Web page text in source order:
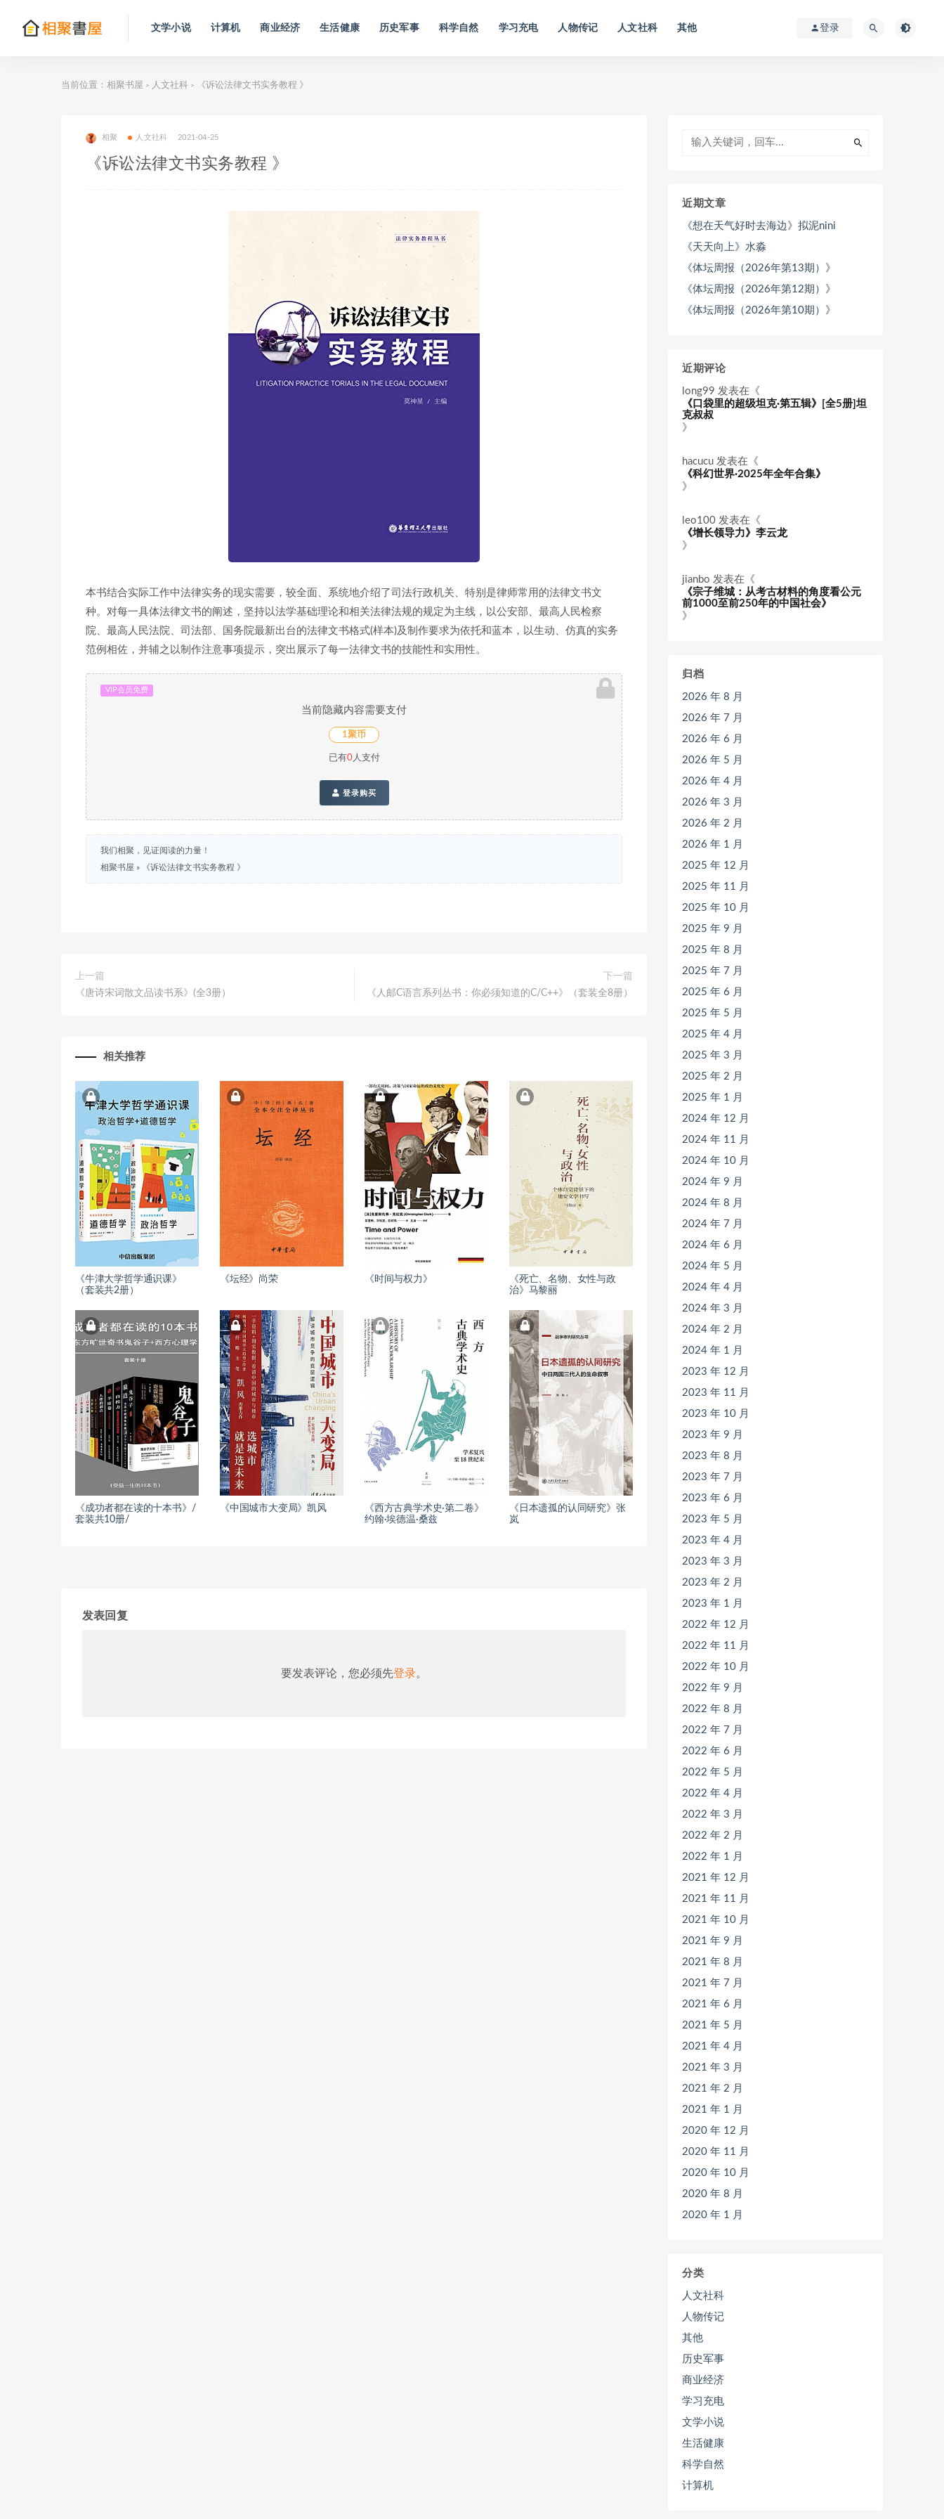
文学小说 计算机 商业经济 生活健康 历史军事 科学自然 学习充电 人物传记 人文社科 其他 登录
当前位置： 相聚书屋 > 人文社科 > 《诉讼法律文书实务教程 》
相聚 人文社科 2021-04-25
《诉讼法律文书实务教程 》
本书结合实际工作中法律实务的现实需要，较全面、系统地介绍了司法行政机关、特别是律师常用的法律文书文
种。对每一具体法律文书的阐述，坚持以法学基础理论和相关法律法规的规定为主线，以公安部、最高人民检察
院、最高人民法院、司法部、国务院最新出台的法律文书格式(样本)及制作要求为依托和蓝本，以生动、仿真的实务
范例相佐，并辅之以制作注意事项提示，突出展示了每一法律文书的技能性和实用性。
VIP会员免费
当前隐藏内容需要支付
1聚币
已有0人支付
登录购买
我们相聚，见证阅读的力量！
相聚书屋 » 《诉讼法律文书实务教程 》
上一篇
《唐诗宋词散文品读书系》(全3册）
下一篇
《人邮C语言系列丛书：你必须知道的C/C++》（套装全8册）
相关推荐
《牛津大学哲学通识课》
（套装共2册）
《坛经》尚荣 《时间与权力》
《死亡、名物、女性与政
治》马黎丽
《成功者都在读的十本书》/
套装共10册/
《中国城市大变局》凯风
《西方古典学术史·第二卷》
约翰·埃德温·桑兹
《日本遗孤的认同研究》张
岚
发表回复
要发表评论，您必须先登录。
近期文章
《想在天气好时去海边》拟泥nini
《天天向上》水淼
《体坛周报（2026年第13期）》
《体坛周报（2026年第12期）》
《体坛周报（2026年第10期）》
近期评论
long99 发表在《
《口袋里的超级坦克·第五辑》[全5册]坦
克叔叔
》
hacucu 发表在《
《科幻世界·2025年全年合集》
》
leo100 发表在《
《增长领导力》李云龙
》
jianbo 发表在《
《宗子维城：从考古材料的角度看公元
前1000至前250年的中国社会》
》
归档
2026 年 8 月
2026 年 7 月
2026 年 6 月
2026 年 5 月
2026 年 4 月
2026 年 3 月
2026 年 2 月
2026 年 1 月
2025 年 12 月
2025 年 11 月
2025 年 10 月
2025 年 9 月
2025 年 8 月
2025 年 7 月
2025 年 6 月
2025 年 5 月
2025 年 4 月
2025 年 3 月
2025 年 2 月
2025 年 1 月
2024 年 12 月
2024 年 11 月
2024 年 10 月
2024 年 9 月
2024 年 8 月
2024 年 7 月
2024 年 6 月
2024 年 5 月
2024 年 4 月
2024 年 3 月
2024 年 2 月
2024 年 1 月
2023 年 12 月
2023 年 11 月
2023 年 10 月
2023 年 9 月
2023 年 8 月
2023 年 7 月
2023 年 6 月
2023 年 5 月
2023 年 4 月
2023 年 3 月
2023 年 2 月
2023 年 1 月
2022 年 12 月
2022 年 11 月
2022 年 10 月
2022 年 9 月
2022 年 8 月
2022 年 7 月
2022 年 6 月
2022 年 5 月
2022 年 4 月
2022 年 3 月
2022 年 2 月
2022 年 1 月
2021 年 12 月
2021 年 11 月
2021 年 10 月
2021 年 9 月
2021 年 8 月
2021 年 7 月
2021 年 6 月
2021 年 5 月
2021 年 4 月
2021 年 3 月
2021 年 2 月
2021 年 1 月
2020 年 12 月
2020 年 11 月
2020 年 10 月
2020 年 8 月
2020 年 1 月
分类
人文社科
人物传记
其他
历史军事
商业经济
学习充电
文学小说
生活健康
科学自然
计算机